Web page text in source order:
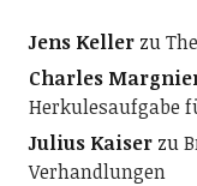
Jens Kellerzu
Charles
Herkulesaufgabe
Julius Kaiserzu
Verhandlungen